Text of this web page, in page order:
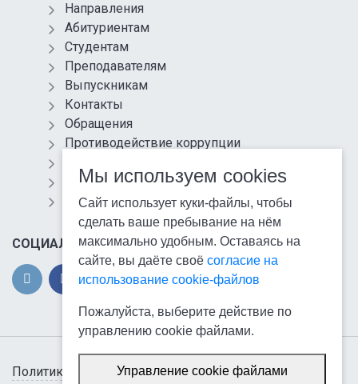
Направления
Абитуриентам
Студентам
Преподавателям
Выпускникам
Контакты
Обращения
Противодействие коррупции
Антитеррористическая защищенность
Карта сайта
СОЦИАЛЬНЫЕ СЕТИ
Политика обработки персональных данных
Мы используем cookies
Сайт использует куки-файлы, чтобы
сделать ваше пребывание на нём
максимально удобным. Оставаясь на
сайте, вы даёте своё согласие на
использование cookie-файлов
Пожалуйста, выберите действие по
управлению cookie файлами.
Управление cookie файлами